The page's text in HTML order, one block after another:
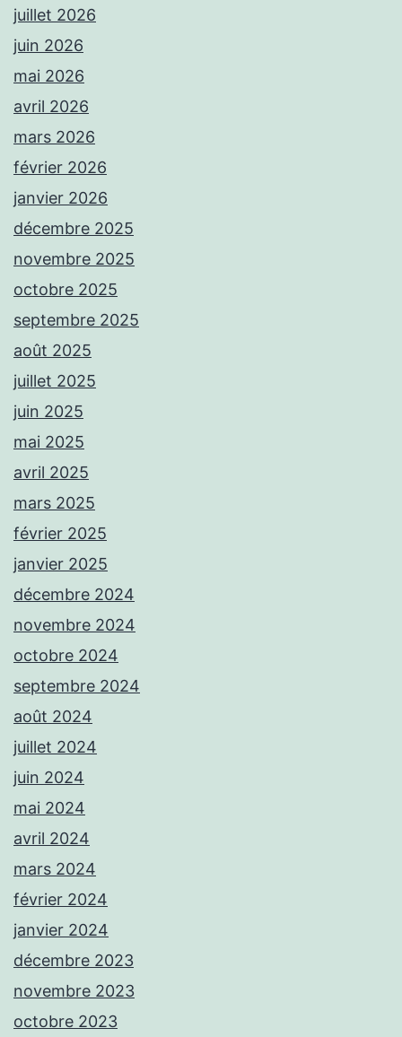
juillet 2026
juin 2026
mai 2026
avril 2026
mars 2026
février 2026
janvier 2026
décembre 2025
novembre 2025
octobre 2025
septembre 2025
août 2025
juillet 2025
juin 2025
mai 2025
avril 2025
mars 2025
février 2025
janvier 2025
décembre 2024
novembre 2024
octobre 2024
septembre 2024
août 2024
juillet 2024
juin 2024
mai 2024
avril 2024
mars 2024
février 2024
janvier 2024
décembre 2023
novembre 2023
octobre 2023